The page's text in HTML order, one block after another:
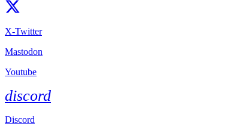
X-Twitter
Mastodon
Youtube
discord
Discord